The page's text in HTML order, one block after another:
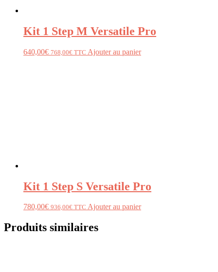
Kit 1 Step M Versatile Pro
640,00€ 768,00€ TTC Ajouter au panier
Kit 1 Step S Versatile Pro
780,00€ 936,00€ TTC Ajouter au panier
Produits similaires